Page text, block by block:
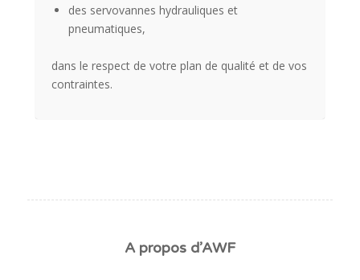
des servovannes hydrauliques et
pneumatiques,
dans le respect de votre plan de qualité et de vos
contraintes.
A propos d’AWF